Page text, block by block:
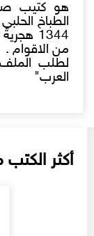
الطباخ
1344
من الاقوام .
لطلب
العرب"
أكثر